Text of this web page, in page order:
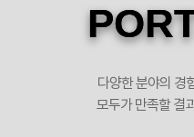
다양한 분야의 경
모두가 만족할 결